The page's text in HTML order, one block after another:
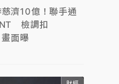
濟10億！聯手通
檢調扣
面曝